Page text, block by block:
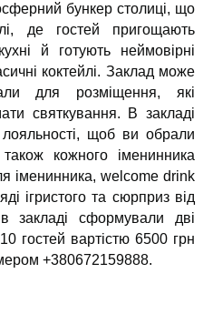
бункер столиці, що
де гостей пригощають
й готують неймовірні
коктейлі. Заклад може
для розміщення, які
святкування. В закладі
лояльності, щоб ви обрали
кожного іменинника
іменинника, welcome drink
ігристого та сюрприз від
закладі сформували дві
гостей вартістю 6500 грн
+380672159888.